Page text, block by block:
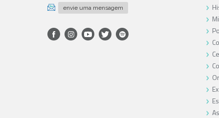
envie uma mensagem